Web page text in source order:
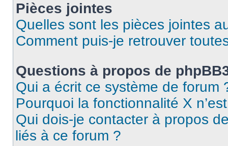
Pièces jointes
Quelles sont les pièces jointes
Comment puis-je retrouver
Questions à propos de
Qui a écrit ce système de forum
Pourquoi la fonctionnalité X
Qui dois-je contacter à propos
liés à ce forum ?